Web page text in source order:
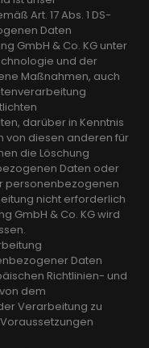
Art. 17 Abs. 1 DS-
Daten
GmbH & Co. KG unter
und der
Maßnahmen, auch
darüber in Kenntnis
von diesen anderen für
die Löschung
Daten oder
personenbezogenen
nicht erforderlich
GmbH & Co. KG wird
Daten
Richtlinien- und
dem
Verarbeitung zu